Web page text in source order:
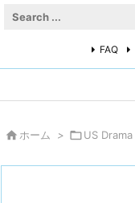
FAQ
 ホーム > US Drama